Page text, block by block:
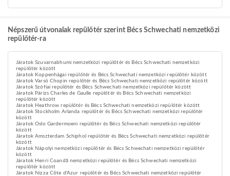
Népszerű útvonalak repülőtér szerint Bécs Schwechati nemzetközi
repülőtér-ra
Járatok Szuvarnabhumi nemzetközi repülőtér és Bécs Schwechati nemzetközi
repülőtér között
Járatok Koppenhágai repülőtér és Bécs Schwechati nemzetközi repülőtér között
Járatok Varsó Chopin repülőtér és Bécs Schwechati nemzetközi repülőtér között
Járatok Szófiai repülőtér és Bécs Schwechati nemzetközi repülőtér között
Járatok Párizs Charles de Gaulle repülőtér és Bécs Schwechati nemzetközi
repülőtér között
Járatok Heathrow repülőtér és Bécs Schwechati nemzetközi repülőtér között
Járatok Stockholm Arlanda repülőtér és Bécs Schwechati nemzetközi repülőtér
között
Járatok Oslo Gardermoeni repülőtér és Bécs Schwechati nemzetközi repülőtér
között
Járatok Amszterdam Schiphol repülőtér és Bécs Schwechati nemzetközi repülőtér
között
Járatok Nápolyi nemzetközi repülőtér és Bécs Schwechati nemzetközi repülőtér
között
Járatok Henri Coandă nemzetközi repülőtér és Bécs Schwechati nemzetközi
repülőtér között
Járatok Nizza Côte d'Azur repülőtér és Bécs Schwechati nemzetközi repülőtér